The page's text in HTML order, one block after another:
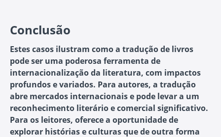
Conclusão
Estes casos ilustram como a tradução de livros
pode ser uma poderosa ferramenta de
internacionalização da literatura, com impactos
profundos e variados. Para autores, a tradução
abre mercados internacionais e pode levar a um
reconhecimento literário e comercial significativo.
Para os leitores, oferece a oportunidade de
explorar histórias e culturas que de outra forma